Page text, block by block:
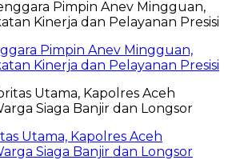
Pimpin Anev Mingguan,
Kinerja dan Pelayanan Presisi
Utama, Kapolres Aceh
Siaga Banjir dan Longsor